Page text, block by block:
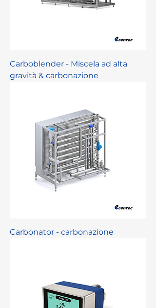
Carboblender - Miscela ad alta
gravità & carbonazione
Carbonator - carbonazione